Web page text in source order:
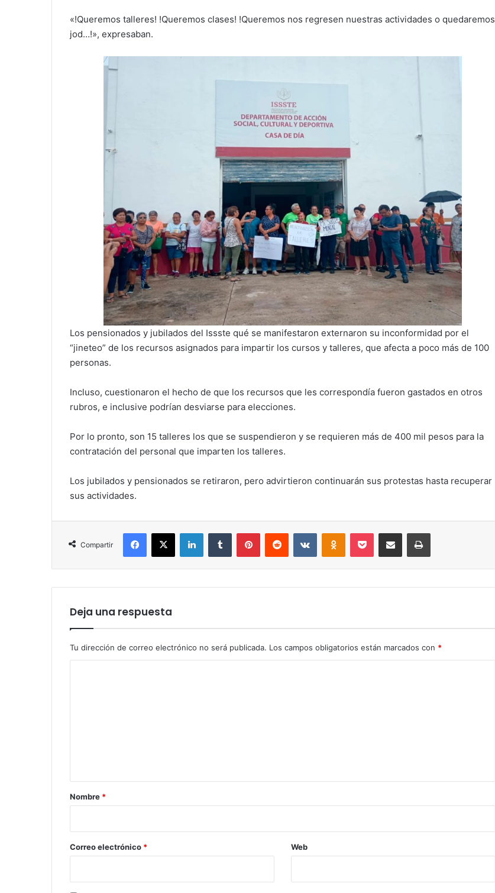
«!Queremos talleres! !Queremos clases! !Queremos nos regresen nuestras actividades o quedaremos
jod…!», expresaban.
Los pensionados y jubilados del Issste qué se manifestaron externaron su inconformidad por el
“jineteo” de los recursos asignados para impartir los cursos y talleres, que afecta a poco más de 100
personas.
Incluso, cuestionaron el hecho de que los recursos que les correspondía fueron gastados en otros
rubros, e inclusive podrían desviarse para elecciones.
Por lo pronto, son 15 talleres los que se suspendieron y se requieren más de 400 mil pesos para la
contratación del personal que imparten los talleres.
Los jubilados y pensionados se retiraron, pero advirtieron continuarán sus protestas hasta recuperar
sus actividades.
Compartir
Facebook
X LinkedInTumblr PinterestReddit VKontakteOdnoklassniki
Pocket Compartir por correo electrónicoImprimir
Deja una respuesta
Tu dirección de correo electrónico no será publicada. Los campos obligatorios están marcados con *
r
*
Nombre *
Correo electrónico * Web